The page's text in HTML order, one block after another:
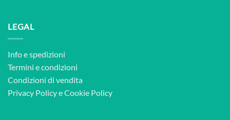
LEGAL
Info e spedizioni
Termini e condizioni
Condizioni di vendita
Privacy PolicyeCookie Policy